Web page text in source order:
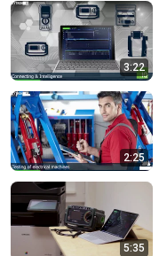
3:22
2:25
5:35